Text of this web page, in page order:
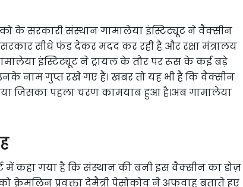
के सरकारी संस्थान गामालेया इंस्टिट्यूट ने वैक्सीन
सीधे फंड देकर मदद कर रही है और रक्षा मंत्रालय
गामालेया इंस्टिट्यूट ने ट्रायल के तौर पर रूस के कई बड़े
नाम गुप्त रखे गए हैं। खबर तो यह भी है कि वैक्सीन
जिसका पहला चरण कामयाब हुआ है।अब गामालेया
में कहा गया है कि संस्थान की बनी इस वैक्सीन का डोज़
क्रेमलिन प्रवक्ता देमैत्री पेसोकोव ने अफवाह बताते हुए